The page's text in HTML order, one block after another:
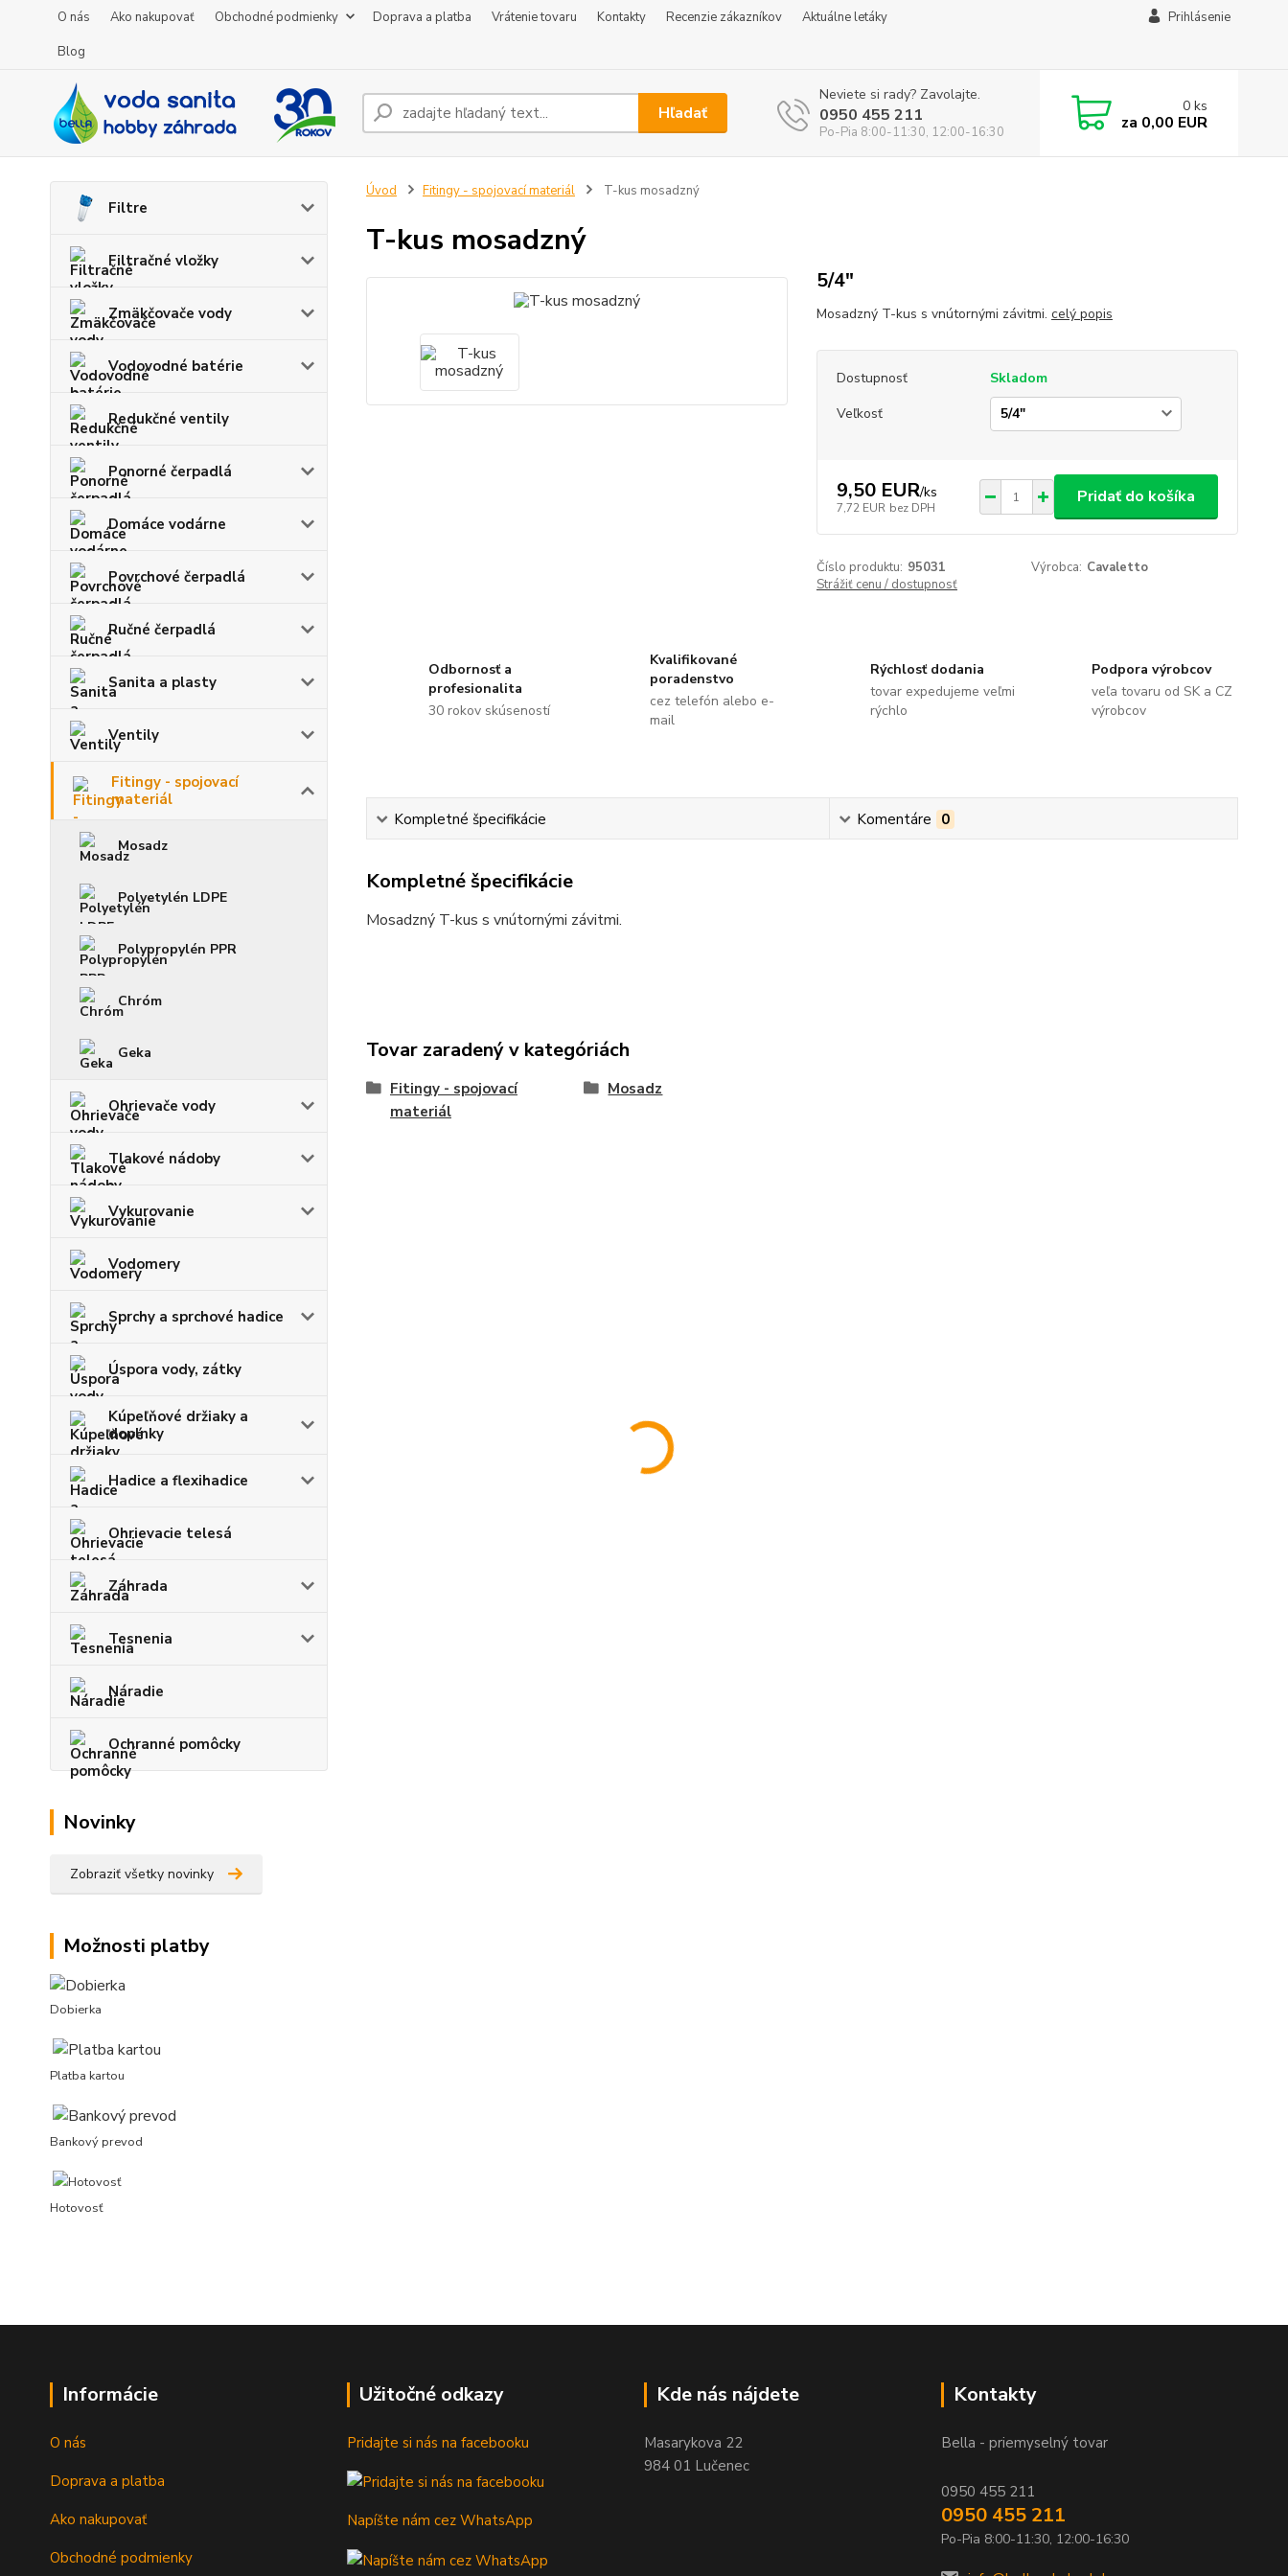
O nás Ako nakupovať Obchodné podmienky Doprava a platba Vrátenie tovaru Kontakty Recenzie zákazníkov
Aktuálne letáky
Blog
Prihlásenie
Hľadať
Neviete si rady? Zavolajte.
0950 455 211
Po-Pia 8:00-11:30, 12:00-16:30
0 ks
za 0,00 EUR
Filtre
Filtračné vložky
Zmäkčovače vody
Vodovodné batérie
Redukčné ventily
Ponorné čerpadlá
Domáce vodárne
Povrchové čerpadlá
Ručné čerpadlá
Sanita a plasty
Ventily
Fitingy - spojovací
materiál
Mosadz
Polyetylén LDPE
Polypropylén PPR
Chróm
Geka
Ohrievače vody
Tlakové nádoby
Vykurovanie
Vodomery
Sprchy a sprchové hadice
Úspora vody, zátky
Kúpeľňové držiaky a
doplnky
Hadice a flexihadice
Ohrievacie telesá
Záhrada
Tesnenia
Náradie
Ochranné pomôcky
Novinky
Zobraziť všetky novinky
Možnosti platby
Dobierka
Platba kartou
Bankový prevod
Hotovosť
Úvod Fitingy - spojovací materiál T-kus mosadzný
T-kus mosadzný
5/4"
Mosadzný T-kus s vnútornými závitmi. celý popis
Dostupnosť
Skladom
Veľkosť
9,50 EUR/ks
7,72 EUR bez DPH
Pridať do košíka
Číslo produktu: 95031 Výrobca: Cavaletto
Strážiť cenu / dostupnosť
Odbornosť a
profesionalita
30 rokov skúseností
Kvalifikované
poradenstvo
cez telefón alebo e-
mail
Rýchlosť dodania
tovar expedujeme veľmi
rýchlo
Podpora výrobcov
veľa tovaru od SK a CZ
výrobcov
Kompletné špecifikácie Komentáre 0
Kompletné špecifikácie
Mosadzný T-kus s vnútornými závitmi.
Tovar zaradený v kategóriách
Fitingy - spojovací
materiál
Mosadz
Informácie
O nás
Doprava a platba
Ako nakupovať
Obchodné podmienky
Užitočné odkazy
Pridajte si nás na facebooku
Napíšte nám cez WhatsApp
Kde nás nájdete
Masarykova 22
984 01 Lučenec
Kontakty
Bella - priemyselný tovar
0950 455 211
0950 455 211
Po-Pia 8:00-11:30, 12:00-16:30